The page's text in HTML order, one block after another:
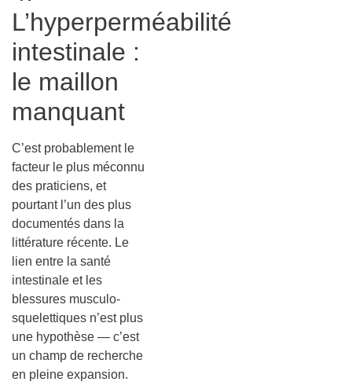
L’hyperperméabilité
intestinale :
le maillon
manquant
C’est probablement le
facteur le plus méconnu
des praticiens, et
pourtant l’un des plus
documentés dans la
littérature récente. Le
lien entre la santé
intestinale et les
blessures musculo-
squelettiques n’est plus
une hypothèse — c’est
un champ de recherche
en pleine expansion.